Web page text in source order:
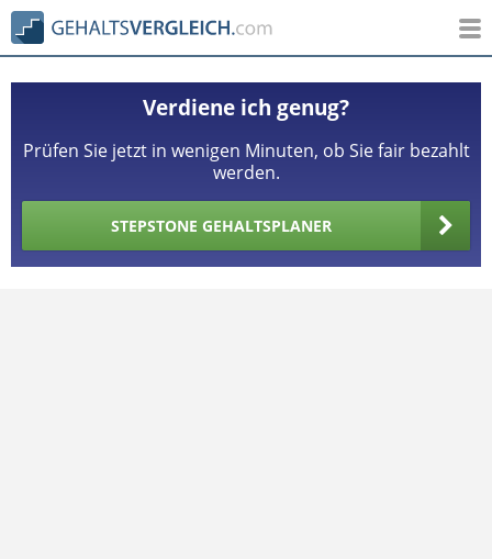
Verdiene ich genug?
Prüfen Sie jetzt in wenigen Minuten, ob Sie fair bezahlt
werden.
STEPSTONE GEHALTSPLANER